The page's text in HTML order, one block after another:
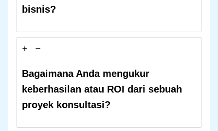
bisnis?
Bagaimana Anda mengukur
keberhasilan atau ROI dari sebuah
proyek konsultasi?